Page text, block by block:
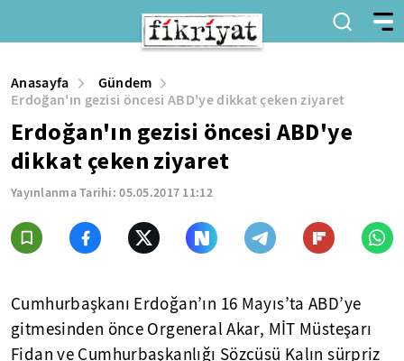
Anasayfa
Gündem
Erdoğan'ın gezisi öncesi ABD'ye dikkat çeken ziyaret
Erdoğan'ın gezisi öncesi ABD'ye
dikkat çeken ziyaret
Yayınlanma Tarihi:05.05.2017 11:12
Cumhurbaşkanı Erdoğan’ın 16 Mayıs’ta ABD’ye
gitmesinden önce Orgeneral Akar, MİT Müsteşarı
Fidan ve Cumhurbaşkanlığı Sözcüsü Kalın sürpriz